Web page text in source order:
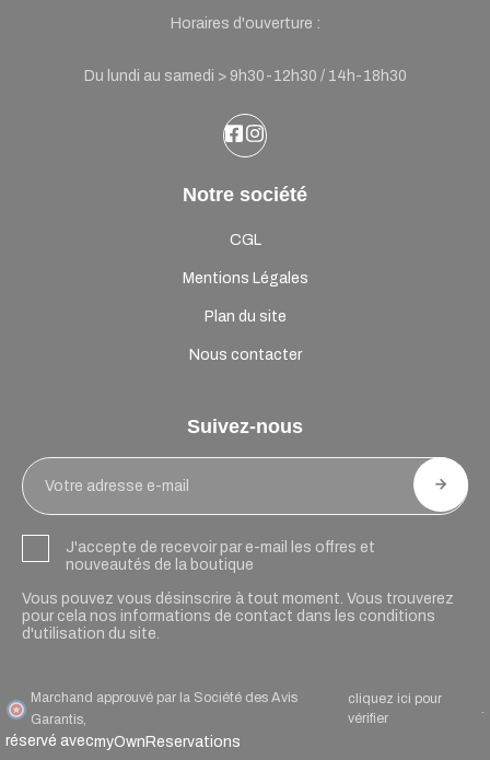
Horaires d'ouverture :
Du lundi au samedi > 9h30-12h30 / 14h-18h30
Notre société
CGL
Mentions Légales
Plan du site
Nous contacter
Suivez-nous
J'accepte de recevoir par e-mail les offres et
nouveautés de la boutique
Vous pouvez vous désinscrire à tout moment. Vous trouverez
pour cela nos informations de contact dans les conditions
d'utilisation du site.
Marchand approuvé par la Société des Avis
Garantis,
cliquez ici pour
vérifier
.
réservé avecmyOwnReservations